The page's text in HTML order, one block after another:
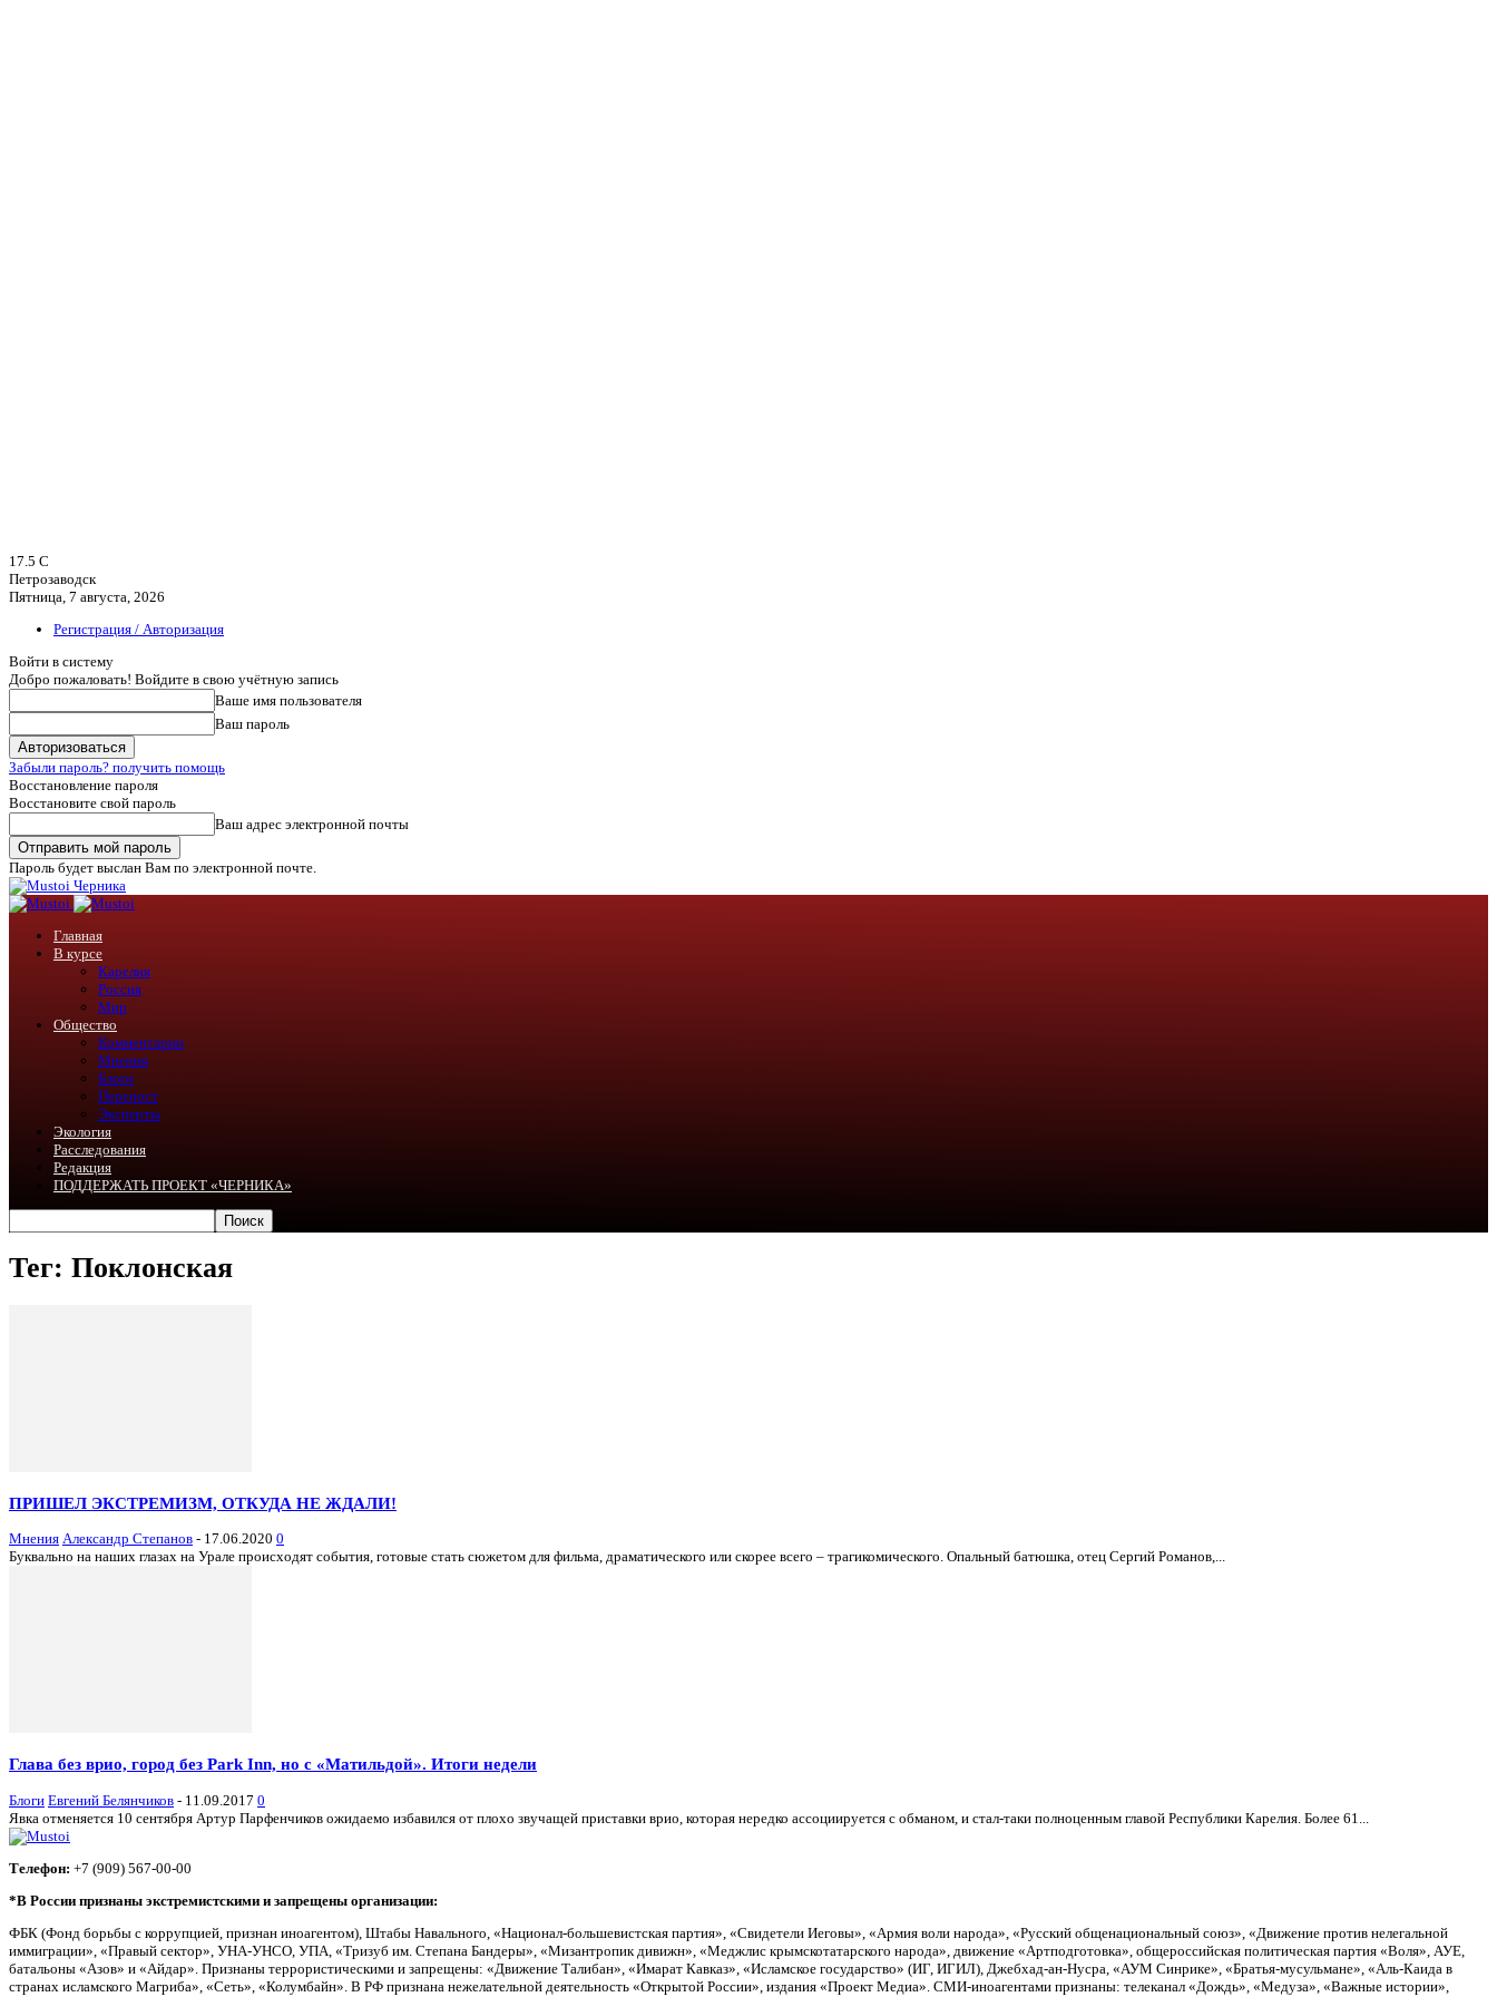
17.5 C
Петрозаводск
Пятница, 7 августа, 2026
Регистрация / Авторизация
Войти в систему
Добро пожаловать! Войдите в свою учётную запись
Ваше имя пользователя
Ваш пароль
Забыли пароль? получить помощь
Восстановление пароля
Восстановите свой пароль
Ваш адрес электронной почты
Пароль будет выслан Вам по электронной почте.
Черника
Главная
В курсе
Карелия
Россия
Мир
Общество
Комментарии
Мнения
Блоги
Перепост
Эксперты
Экология
Расследования
Редакция
ПОДДЕРЖАТЬ ПРОЕКТ «ЧЕРНИКА»
Тег: Поклонская
ПРИШЕЛ ЭКСТРЕМИЗМ, ОТКУДА НЕ ЖДАЛИ!
Мнения Александр Степанов - 17.06.2020 0
Буквально на наших глазах на Урале происходят события, готовые стать сюжетом для фильма, драматического или скорее всего – трагикомического. Опальный батюшка, отец Сергий Романов,...
Глава без врио, город без Park Inn, но с «Матильдой». Итоги недели
Блоги Евгений Белянчиков - 11.09.2017 0
Явка отменяется 10 сентября Артур Парфенчиков ожидаемо избавился от плохо звучащей приставки врио, которая нередко ассоциируется с обманом, и стал-таки полноценным главой Республики Карелия. Более 61...
Телефон: +7 (909) 567-00-00
*В России признаны экстремистскими и запрещены организации:
ФБК (Фонд борьбы с коррупцией, признан иноагентом), Штабы Навального, «Национал-большевистская партия», «Свидетели Иеговы», «Армия воли народа», «Русский общенациональный союз», «Движение против нелегальной
иммиграции», «Правый сектор», УНА-УНСО, УПА, «Тризуб им. Степана Бандеры», «Мизантропик дивижн», «Меджлис крымскотатарского народа», движение «Артподготовка», общероссийская политическая партия «Воля», АУЕ,
батальоны «Азов» и «Айдар». Признаны террористическими и запрещены: «Движение Талибан», «Имарат Кавказ», «Исламское государство» (ИГ, ИГИЛ), Джебхад-ан-Нусра, «АУМ Синрике», «Братья-мусульмане», «Аль-Каида в
странах исламского Магриба», «Сеть», «Колумбайн». В РФ признана нежелательной деятельность «Открытой России», издания «Проект Медиа». СМИ-иноагентами признаны: телеканал «Дождь», «Медуза», «Важные истории»,